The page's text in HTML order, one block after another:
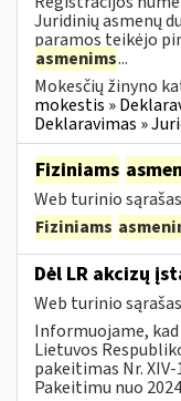
Juridinių asmenų
paramos teikėjo
asmenims...
Mokesčių žinyno
mokestis »
Deklaravimas »
Fiziniams
Web turinio sąrašas
Fiziniams
Dėl LR akcizų
Web turinio sąrašas
Informuojame, kad
Lietuvos
pakeitimas Nr.
Pakeitimu nuo 2024